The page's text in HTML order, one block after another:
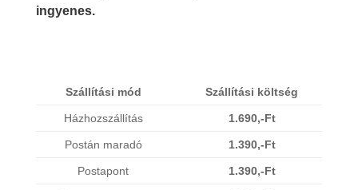
ingyenes.
Szállítási mód Szállítási költség
Házhozszállítás 1.690,-Ft
Postán maradó 1.390,-Ft
Postapont 1.390,-Ft